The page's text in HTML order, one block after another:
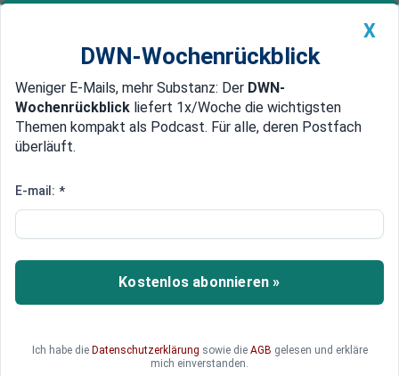
Newsticker MEIN DWN: Geldanlage Premium
Edelmetalle DWN-Magazin China
Kein attraktives Ziel
Keine Zukunft in Lettland:
Flüchtlinge ziehen nach
Deutschland weiter
Fast alle von Lettland als schutzbedürftig
ausgewandert. Ihr Ziel ist Deutschland, wie das
lettische Fernsehen berichtet.
X
DWN-Wochenrückblick
Weniger E-Mails, mehr Substanz: Der DWN-
Wochenrückblick liefert 1x/Woche die wichtigsten
Themen kompakt als Podcast. Für alle, deren Postfach
überläuft.
E-mail: *
Kostenlos abonnieren »
Ich habe die Datenschutzerklärung sowie die AGB gelesen und erkläre
mich einverstanden.